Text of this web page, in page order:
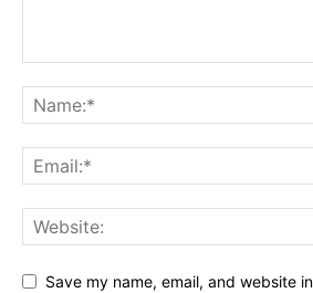
Save my name, email, and website